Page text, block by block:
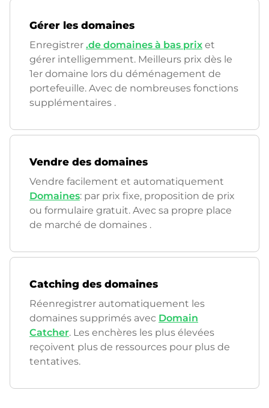
Gérer les domaines
Enregistrer .de domaines à bas prix et
gérer intelligemment. Meilleurs prix dès le
1er domaine lors du déménagement de
portefeuille. Avec de nombreuses fonctions
supplémentaires .
Vendre des domaines
Vendre facilement et automatiquement
Domaines: par prix fixe, proposition de prix
ou formulaire gratuit. Avec sa propre place
de marché de domaines .
Catching des domaines
Réenregistrer automatiquement les
domaines supprimés avec Domain
Catcher. Les enchères les plus élevées
reçoivent plus de ressources pour plus de
tentatives.